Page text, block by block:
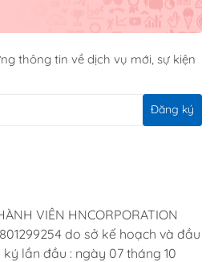
thông tin về dịch vụ mới, sự kiện
Đăng ký
VIÊN HNCORPORATION
do sở kế hoạch và đầu
lần đầu : ngày 07 tháng 10